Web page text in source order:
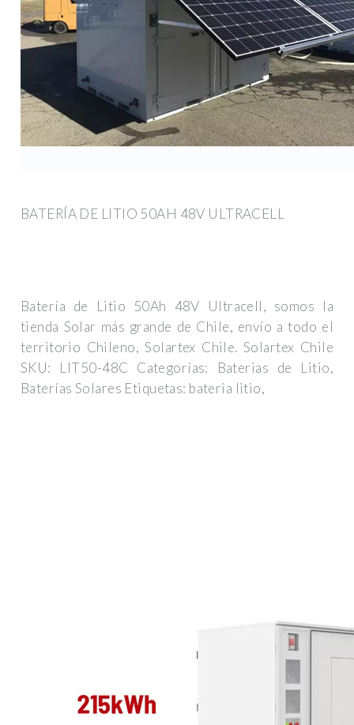
BATERÍA DE LITIO 50AH 48V ULTRACELL
Batería de Litio 50Ah 48V Ultracell, somos la
tienda Solar más grande de Chile, envío a todo el
territorio Chileno, Solartex Chile. Solartex Chile
SKU: LIT50-48C Categorías: Baterias de Litio,
Baterías Solares Etiquetas: bateria litio,